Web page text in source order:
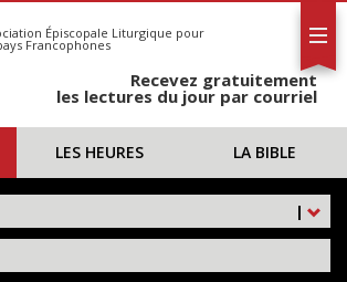
Épiscopale Liturgique pour
Francophones
Recevez gratuitement
les lectures du jour par courriel
LES HEURES LA BIBLE
|